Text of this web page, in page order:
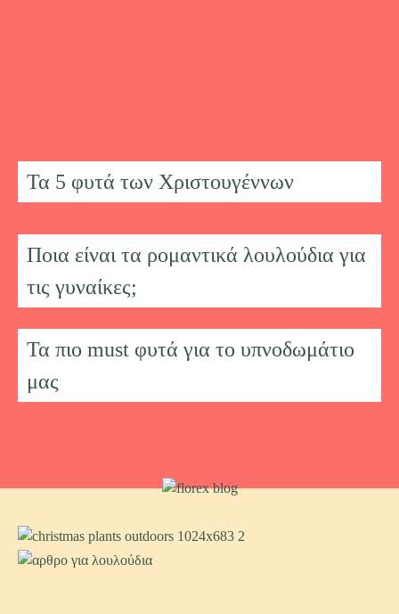
περισσότερα
Τα 5 φυτά των Χριστουγέννων
Ποια είναι τα ρομαντικά λουλούδια για
τις γυναίκες;
Τα πιο must φυτά για το υπνοδωμάτιο
μας